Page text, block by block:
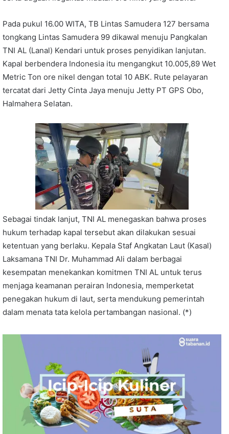
Pada pukul 16.00 WITA, TB Lintas Samudera 127 bersama
tongkang Lintas Samudera 99 dikawal menuju Pangkalan
TNI AL (Lanal) Kendari untuk proses penyidikan lanjutan.
Kapal berbendera Indonesia itu mengangkut 10.005,89 Wet
Metric Ton ore nikel dengan total 10 ABK. Rute pelayaran
tercatat dari Jetty Cinta Jaya menuju Jetty PT GPS Obo,
Halmahera Selatan.
Sebagai tindak lanjut, TNI AL menegaskan bahwa proses
hukum terhadap kapal tersebut akan dilakukan sesuai
ketentuan yang berlaku. Kepala Staf Angkatan Laut (Kasal)
Laksamana TNI Dr. Muhammad Ali dalam berbagai
kesempatan menekankan komitmen TNI AL untuk terus
menjaga keamanan perairan Indonesia, memperketat
penegakan hukum di laut, serta mendukung pemerintah
dalam menata tata kelola pertambangan nasional. (*)